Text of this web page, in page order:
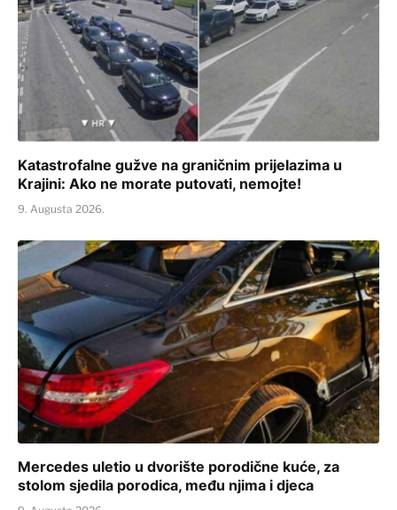
Katastrofalne gužve na graničnim prijelazima u
Krajini: Ako ne morate putovati, nemojte!
9. Augusta 2026.
Mercedes uletio u dvorište porodične kuće, za
stolom sjedila porodica, među njima i djeca